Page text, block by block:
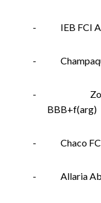
- IEB FCI
-
-
BBB+f(arg)
- Chaco
- Allaria